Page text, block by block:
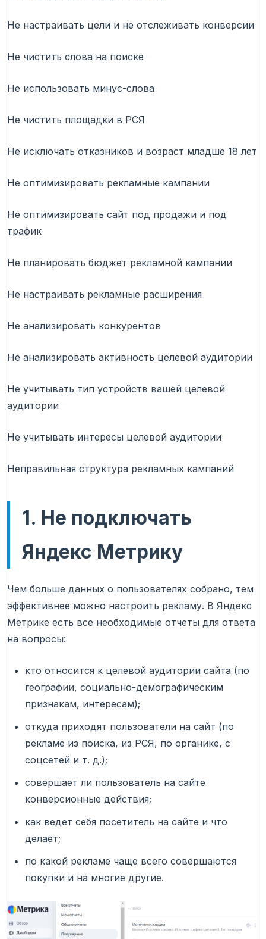
Не настраивать цели и не отслеживать конверсии
Не чистить слова на поиске
Не использовать минус-слова
Не чистить площадки в РСЯ
Не исключать отказников и возраст младше 18 лет
Не оптимизировать рекламные кампании
Не оптимизировать сайт под продажи и под
трафик
Не планировать бюджет рекламной кампании
Не настраивать рекламные расширения
Не анализировать конкурентов
Не анализировать активность целевой аудитории
Не учитывать тип устройств вашей целевой
аудитории
Не учитывать интересы целевой аудитории
Неправильная структура рекламных кампаний
1. Не подключать
Яндекс Метрику
Чем больше данных о пользователях собрано, тем
эффективнее можно настроить рекламу. В Яндекс
Метрике есть все необходимые отчеты для ответа
на вопросы:
кто относится к целевой аудитории сайта (по
географии, социально-демографическим
признакам, интересам);
откуда приходят пользователи на сайт (по
рекламе из поиска, из РСЯ, по органике, с
соцсетей и т. д.);
совершает ли пользователь на сайте
конверсионные действия;
как ведет себя посетитель на сайте и что
делает;
по какой рекламе чаще всего совершаются
покупки и на многие другие.